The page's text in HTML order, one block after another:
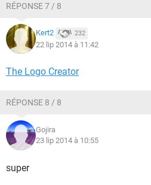
RÉPONSE 7 / 8
Kert2 232
22 lip 2014 à 11:42
The Logo Creator
RÉPONSE 8 / 8
Gojira
23 lip 2014 à 10:55
super